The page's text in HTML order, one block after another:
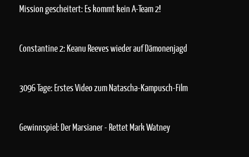
Mission gescheitert: Es kommt kein A-Team 2!
Constantine 2: Keanu Reeves wieder auf Dämonenjagd
3096 Tage: Erstes Video zum Natascha-Kampusch-Film
Gewinnspiel: Der Marsianer - Rettet Mark Watney